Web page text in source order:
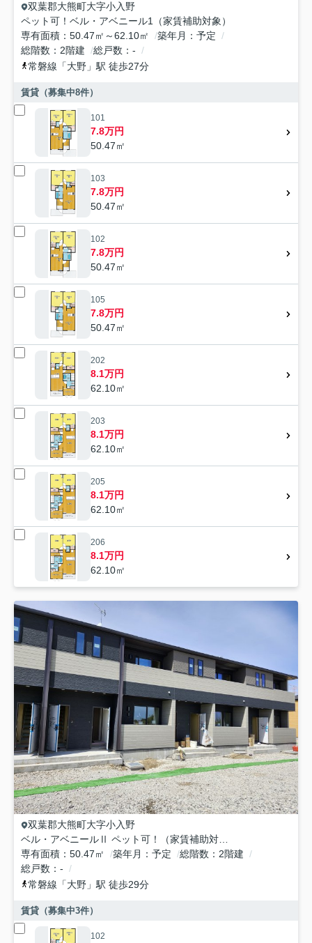
双葉郡大熊町大字小入野
ペット可！ベル・アベニール1（家賃補助対象）
専有面積
50.47㎡～62.10㎡ 築年月
予定
総階数
2階建 総戸数
-
常磐線 「大野 」駅 徒歩27分
賃貸（募集中8件）
101
7.8万円
50.47㎡
103
7.8万円
50.47㎡
102
7.8万円
50.47㎡
105
7.8万円
50.47㎡
202
8.1万円
62.10㎡
203
8.1万円
62.10㎡
205
8.1万円
62.10㎡
206
8.1万円
62.10㎡
双葉郡大熊町大字小入野
専有面積
50.47㎡ 築年月 予定 総階数
2階建
総戸数
-
常磐線 「大野 」駅 徒歩29分
賃貸（募集中3件）
102